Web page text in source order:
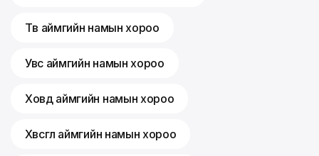
Төв аймгийн намын хороо
Увс аймгийн намын хороо
Ховд аймгийн намын хороо
Хөвсгөл аймгийн намын хороо